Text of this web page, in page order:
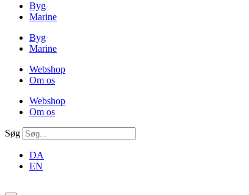
Byg
Marine
Byg
Marine
Webshop
Om os
Webshop
Om os
Søg
DA
EN